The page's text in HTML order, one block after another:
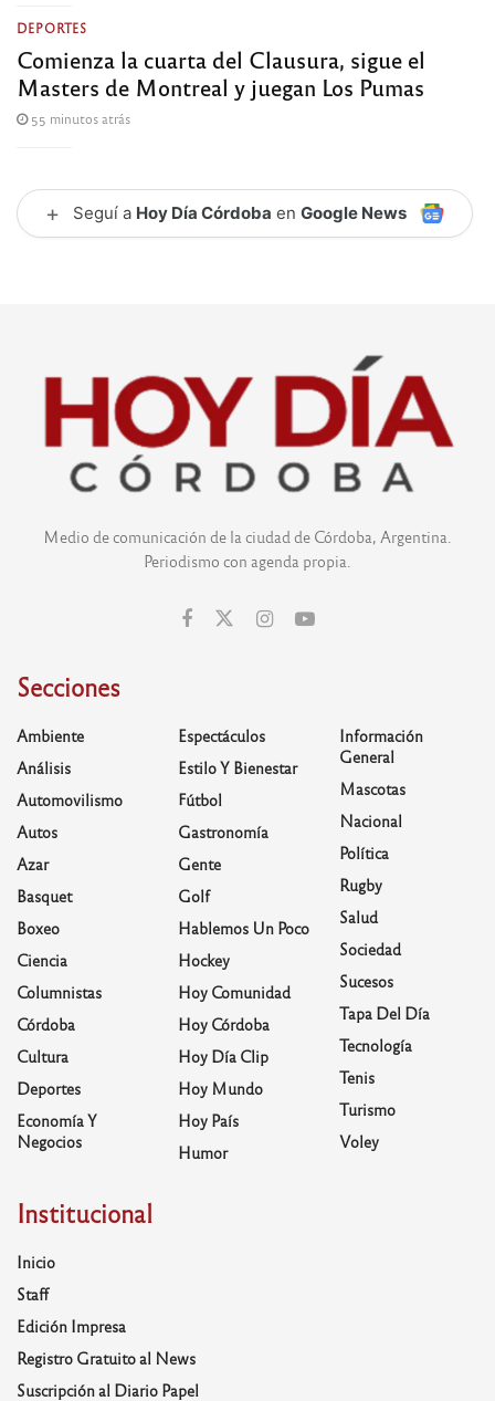
DEPORTES
Comienza la cuarta del Clausura, sigue el
Masters de Montreal y juegan Los Pumas
55 minutos atrás
+ Seguí a Hoy Día Córdoba en Google News
Medio de comunicación de la ciudad de Córdoba, Argentina.
Periodismo con agenda propia.
Secciones
Ambiente
Análisis
Automovilismo
Autos
Azar
Basquet
Boxeo
Ciencia
Columnistas
Córdoba
Cultura
Deportes
Economía Y
Negocios
Espectáculos
Estilo Y Bienestar
Fútbol
Gastronomía
Gente
Golf
Hablemos Un Poco
Hockey
Hoy Comunidad
Hoy Córdoba
Hoy Día Clip
Hoy Mundo
Hoy País
Humor
Información
General
Mascotas
Nacional
Política
Rugby
Salud
Sociedad
Sucesos
Tapa Del Día
Tecnología
Tenis
Turismo
Voley
Institucional
Inicio
Staff
Edición Impresa
Registro Gratuito al News
Suscripción al Diario Papel